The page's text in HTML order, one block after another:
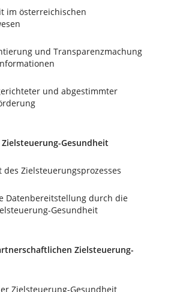
im österreichischen
und Transparenzmachung
und abgestimmter
Gesundheit
Zielsteuerungsprozesses
Datenbereitstellung durch die
Gesundheit
Zielsteuerung-
Zielsteuerung-Gesundheit